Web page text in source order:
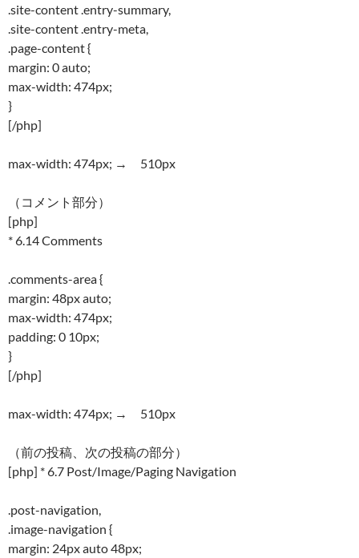
.site-content .entry-summary,
.site-content .entry-meta,
.page-content {
margin: 0 auto;
max-width: 474px;
}
[/php]
max-width: 474px; → 510px
（コメント部分）
[php]
* 6.14 Comments
.comments-area {
margin: 48px auto;
max-width: 474px;
padding: 0 10px;
}
[/php]
max-width: 474px; → 510px
（前の投稿、次の投稿の部分）
[php] * 6.7 Post/Image/Paging Navigation
.post-navigation,
.image-navigation {
margin: 24px auto 48px;